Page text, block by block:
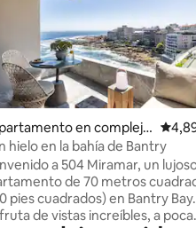
4,96 de 5. 264
en complejo
en Ciudad del Ca
hielo en la bahía de Bantry
a 504 Miramar, un
de 70 metros
pies cuadrados) en Bantry Bay.
de vistas increíbles, a poca